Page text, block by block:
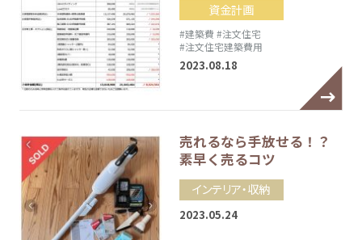
資金計画
#建築費 #注文住宅
#注文住宅建築費用
2023.08.18
売れるなら手放せる！？
素早く売るコツ
インテリア・収納
2023.05.24